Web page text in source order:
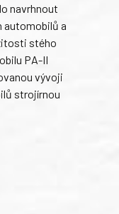
navrhnout
automobilů a
stého
PA-II
vývoji
strojírnou